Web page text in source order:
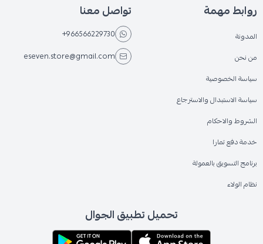
روابط مهمة
المدونة
من نحن
سياسة الخصوصية
سياسة الاستبدال والاسترجاع
الشروط والاحكام
خدمة دفع تمارا
برنامج التسويق بالعمولة
نظام الولاء
تواصل معنا
+966566229730
eseven.store@gmail.com
تحميل تطبيق الجوال